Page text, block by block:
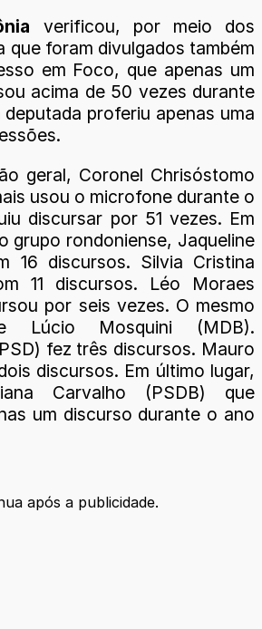
verificou, por meio dos
que foram divulgados também
em Foco, que apenas um
acima de 50 vezes durante
proferiu apenas uma
geral, Coronel Chrisóstomo
usou o microfone durante o
discursar por 51 vezes. Em
grupo rondoniense, Jaqueline
16 discursos. Silvia Cristina
11 discursos. Léo Moraes
por seis vezes. O mesmo
Lúcio Mosquini (MDB).
fez três discursos. Mauro
discursos. Em último lugar,
Carvalho (PSDB) que
um discurso durante o ano
após a publicidade.